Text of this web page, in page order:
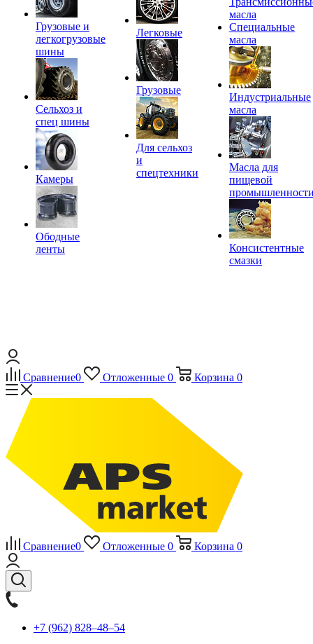
Грузовые и
легкогрузовые
шины
Сельхоз и
спец шины
Камеры
Ободные
ленты
Легковые
Грузовые
Для сельхоз
и
спецтехники
масла
Специальные
масла
Индустриальные
масла
Масла для
пищевой
Консистентные
смазки
Сравнение0 Отложенные 0 Корзина 0
Сравнение0 Отложенные 0 Корзина 0
+7 (962) 828‒48‒54